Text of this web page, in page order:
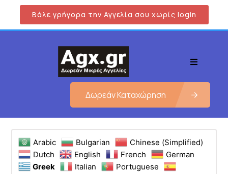
Βάλε γρήγορα την Αγγελία σου χωρίς login
Δωρεάν Καταχώρηση
Arabic Bulgarian
Chinese (Simplified)
Dutch
English French
German
Greek
Italian
Portuguese